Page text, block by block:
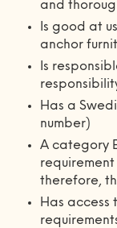
and
Is good at
anchor
Is
Has a
number)
A category
therefore,
Has access